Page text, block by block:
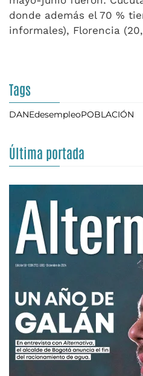
donde además el 70 %
informales), Florencia
Tags
DANEdesempleoPOBLACIÓN
Última portada